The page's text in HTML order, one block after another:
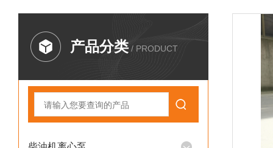
产品分类 / PRODUCT